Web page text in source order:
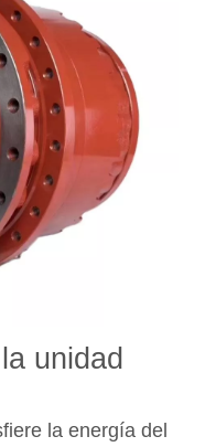
unidad
la energía del